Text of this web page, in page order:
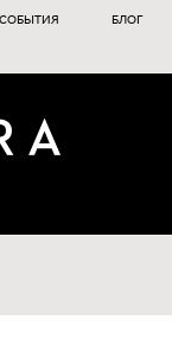
СОБЫТИЯ БЛОГ